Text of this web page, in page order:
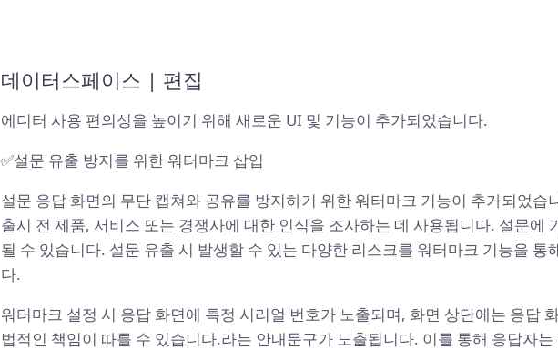
데이터스페이스 | 편집
에디터 사용 편의성을 높이기 위해 새로운 UI 및 기능이 추가되었습니다.
✅설문 유출 방지를 위한 워터마크 삽입
설문 응답 화면의 무단 캡쳐와 공유를 방지하기 위한 워터마크 기능이 추가되었습
출시 전 제품, 서비스 또는 경쟁사에 대한 인식을 조사하는 데 사용됩니다. 설문에
될 수 있습니다. 설문 유출 시 발생할 수 있는 다양한 리스크를 워터마크 기능을 통
다.
워터마크 설정 시 응답 화면에 특정 시리얼 번호가 노출되며, 화면 상단에는 응답
법적인 책임이 따를 수 있습니다.라는 안내문구가 노출됩니다. 이를 통해 응답자